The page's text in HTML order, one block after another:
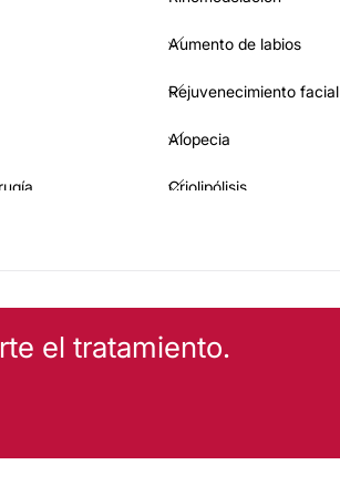
Aumento de labios
Rejuvenecimiento facial
Alopecia
Criolipólisis
el tratamiento.